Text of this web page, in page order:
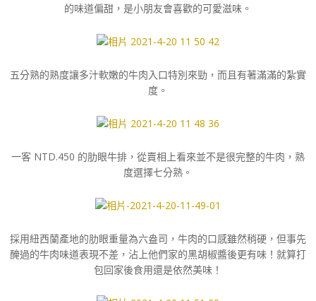
的味道偏甜，是小朋友會喜歡的可愛滋味。
五分熟的熟度讓多汁軟嫩的牛肉入口特別來勁，而且有著滿滿的紮實
度。
一客 NTD.450 的肋眼牛排，從賣相上看來並不是很完整的牛肉，熟
度選擇七分熟。
採用紐西蘭產地的肋眼重量為六盎司，牛肉的口感雖然稍硬，但事先
醃過的牛肉味道表現不差，沾上他們家的黑胡椒醬後更有味！就算打
包回家後食用還是依然美味！